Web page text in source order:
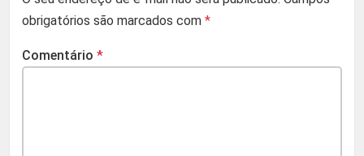
obrigatórios são marcados com *
Comentário *